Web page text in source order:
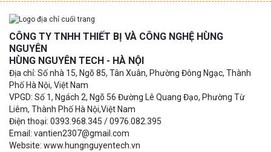
CÔNG TY TNHH THIẾT BỊ VÀ CÔNG NGHỆ HÙNG
NGUYÊN
HÙNG NGUYÊN TECH - HÀ NỘI
Địa chỉ: Số nhà 15, Ngõ 85, Tân Xuân, Phường Đông Ngạc, Thành
Phố Hà Nội, Việt Nam
VPGD: Số 1, Ngách 2, Ngõ 56 Đường Lê Quang Đạo, Phường Từ
Liêm, Thành Phố Hà Nội,Việt Nam
Điện thoại: 0393.968.345 / 0976.082.395
Email: vantien2307@gmail.com
Website: www.hungnguyentech.vn